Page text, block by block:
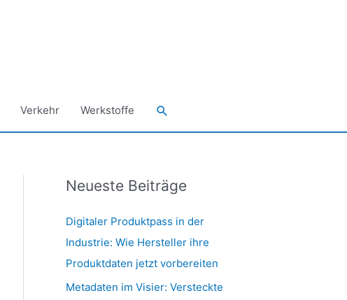
Verkehr Werkstoffe Suchen
Neueste Beiträge
Digitaler Produktpass in der
Industrie: Wie Hersteller ihre
Produktdaten jetzt vorbereiten
Metadaten im Visier: Versteckte